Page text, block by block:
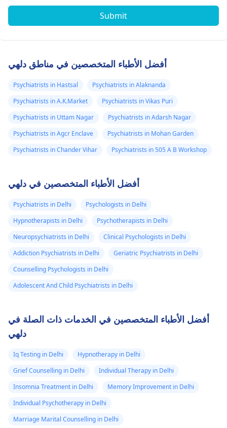
Submit
أفضل الأطباء المتخصصين في مناطق دلهي
Psychiatrists in Hastsal
Psychiatrists in Alaknanda
Psychiatrists in A.K.Market
Psychiatrists in Vikas Puri
Psychiatrists in Uttam Nagar
Psychiatrists in Adarsh Nagar
Psychiatrists in Agcr Enclave
Psychiatrists in Mohan Garden
Psychiatrists in Chander Vihar
Psychiatrists in 505 A B Workshop
أفضل الأطباء المتخصصين في دلهي
Psychiatrists in Delhi
Psychologists in Delhi
Hypnotherapists in Delhi
Psychotherapists in Delhi
Neuropsychiatrists in Delhi
Clinical Psychologists in Delhi
Addiction Psychiatrists in Delhi
Geriatric Psychiatrists in Delhi
Counselling Psychologists in Delhi
Adolescent And Child Psychiatrists in Delhi
أفضل الأطباء المتخصصين في الخدمات ذات الصلة في
دلهي
Iq Testing in Delhi
Hypnotherapy in Delhi
Grief Counselling in Delhi
Individual Therapy in Delhi
Insomnia Treatment in Delhi
Memory Improvement in Delhi
Individual Psychotherapy in Delhi
Marriage Marital Counselling in Delhi